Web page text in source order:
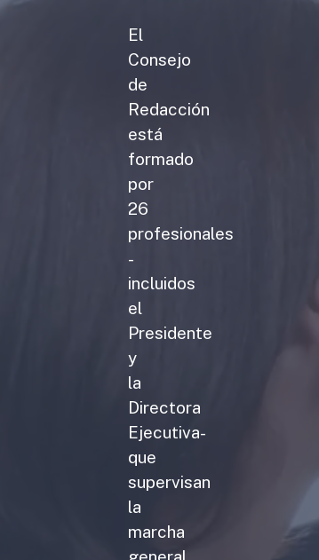
El
Consejo
de
Redacción
está
formado
por
26
profesionales
-
incluidos
el
Presidente
y
la
Directora
Ejecutiva-
que
supervisan
la
marcha